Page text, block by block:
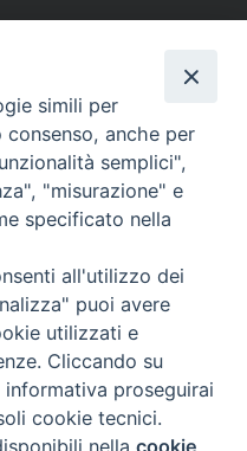
S. MARIA DEL ROSARIO
CASTEL CAMPAGNANO
234
simili per
anche per
semplici",
"misurazione" e
specificato nella
all'utilizzo dei
puoi avere
utilizzati e
Cliccando su
proseguirai
cookie tecnici.